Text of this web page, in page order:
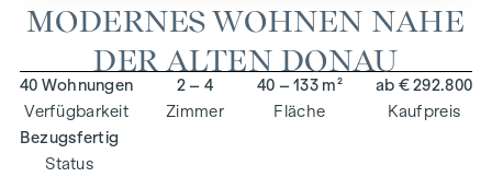
MODERNES WOHNEN NAHE
DER ALTEN DONAU
Verfügbarkeit
40 Wohnungen
Zimmer
2 – 4
Fläche
40 – 133 m²
Kaufpreis
ab € 292.800
Status
Bezugsfertig